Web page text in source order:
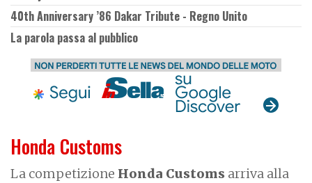
Honda Customs
La competizione Honda Customs arriva alla
40th Anniversary ’86 Dakar Tribute - Regno Unito
La parola passa al pubblico